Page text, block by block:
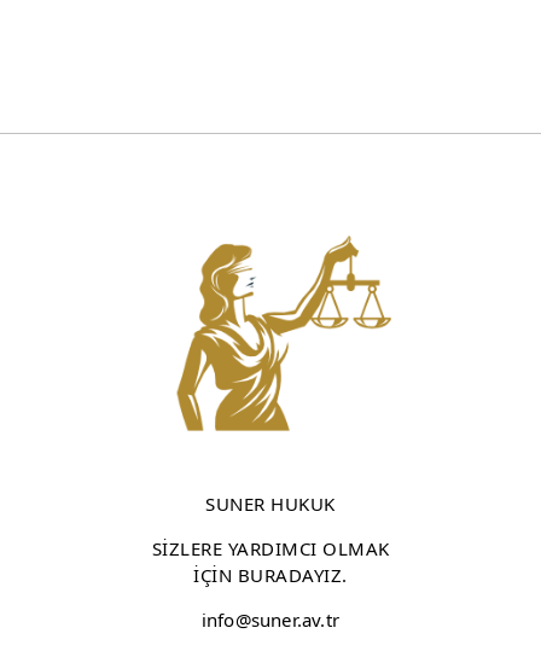
SUNER HUKUK
SİZLERE YARDIMCI OLMAK
İÇİN BURADAYIZ.
info@suner.av.tr